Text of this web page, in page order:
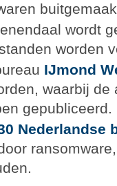
wordt
worden
IJmond
waarbij
gepubliceerd.
Nederlandse